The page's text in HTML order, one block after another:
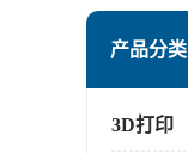
产品分类
3D打印